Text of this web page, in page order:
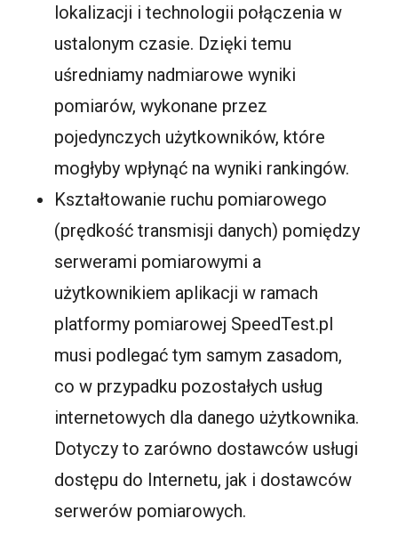
lokalizacji i technologii połączenia w
ustalonym czasie. Dzięki temu
uśredniamy nadmiarowe wyniki
pomiarów, wykonane przez
pojedynczych użytkowników, które
mogłyby wpłynąć na wyniki rankingów.
Kształtowanie ruchu pomiarowego
(prędkość transmisji danych) pomiędzy
serwerami pomiarowymi a
użytkownikiem aplikacji w ramach
platformy pomiarowej SpeedTest.pl
musi podlegać tym samym zasadom,
co w przypadku pozostałych usług
internetowych dla danego użytkownika.
Dotyczy to zarówno dostawców usługi
dostępu do Internetu, jak i dostawców
serwerów pomiarowych.